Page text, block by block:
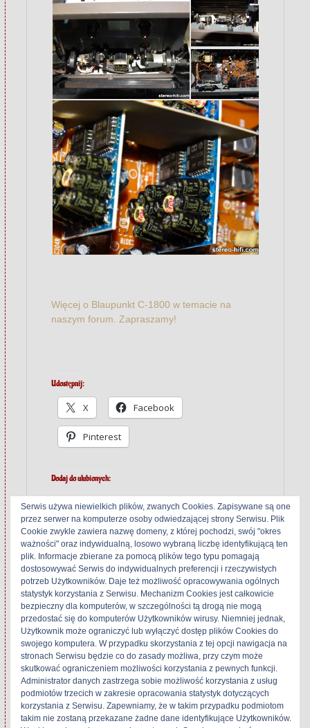
Więcej o Blaupunkt C-1800 w temacie na
naszym forum. Zapraszamy!
Udostępnij:
X Facebook
Pinterest
Dodaj do ulubionych:
Related
Alpine AL-55
21 grudnia 2017
W „Alpine/Alpage"
Luxman K-230
28 sierpnia 2017
W „Luxman"
Serwis używa niewielkich plików, zwanych Cookies. Zapisywane są one
przez serwer na komputerze osoby odwiedzającej strony Serwisu. Plik
Cookie zwykle zawiera nazwę domeny, z której pochodzi, swój "okres
ważności" oraz indywidualną, losowo wybraną liczbę identyfikującą ten
plik. Informacje zbierane za pomocą plików tego typu pomagają
dostosowywać Serwis do indywidualnych preferencji i rzeczywistych
potrzeb Użytkowników. Daje też możliwość opracowywania ogólnych
statystyk korzystania z Serwisu. Mechanizm Cookies jest całkowicie
bezpieczny dla komputerów, w szczególności tą drogą nie mogą
przedostać się do komputerów Użytkowników wirusy. Niemniej jednak,
Użytkownik może ograniczyć lub wyłączyć dostęp plików Cookies do
swojego komputera. W przypadku skorzystania z tej opcji nawigacja na
stronach Serwisu będzie co do zasady możliwa, przy czym może
skutkować ograniczeniem możliwości korzystania z pewnych funkcji.
Administrator danych zastrzega sobie możliwość korzystania z usług
podmiotów trzecich w zakresie opracowania statystyk dotyczących
korzystania z Serwisu. Zapewniamy, że w takim przypadku podmiotom
takim nie zostaną przekazane żadne dane identyfikujące Użytkowników.